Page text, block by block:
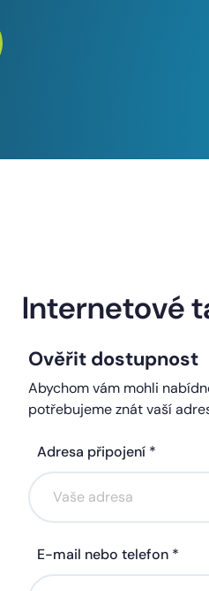
Standard
390 Kč
měsíčně
Akce na 6 měsíců
zdarma
Silná gigabitová WiFi za 50 Kč
Internetové
Ověřit dostupnost
Abychom vám mohli
potřebujeme znát vaší
Adresa připojení *
E-mail nebo telefon *